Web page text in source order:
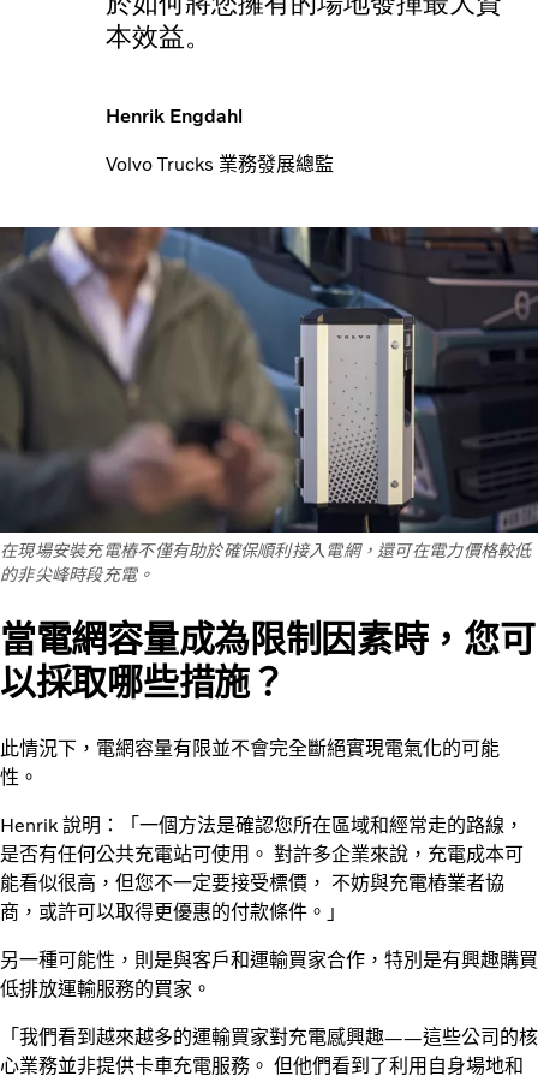
本效益。
Henrik Engdahl
Volvo Trucks 業務發展總監
在現場安裝充電樁不僅有助於確保順利接入電網，還可在電力價格較低
的非尖峰時段充電。
當電網容量成為限制因素時，您可
以採取哪些措施？
此情況下，電網容量有限並不會完全斷絕實現電氣化的可能
性。
Henrik 說明：「一個方法是確認您所在區域和經常走的路線，
是否有任何公共充電站可使用。 對許多企業來說，充電成本可
能看似很高，但您不一定要接受標價， 不妨與充電樁業者協
商，或許可以取得更優惠的付款條件。」
另一種可能性，則是與客戶和運輸買家合作，特別是有興趣購買
低排放運輸服務的買家。
「我們看到越來越多的運輸買家對充電感興趣——這些公司的核
心業務並非提供卡車充電服務。 但他們看到了利用自身場地和